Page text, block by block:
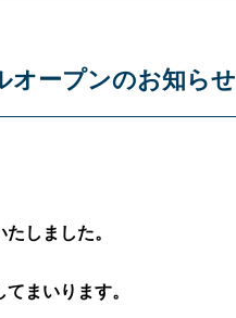
ープンのお知らせ
しました。
まいります。